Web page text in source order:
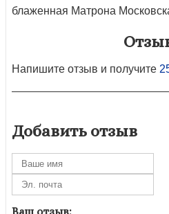
блаженная Матрона
Напишите отзыв и получите
Добавить отзыв
Ваш отзыв: